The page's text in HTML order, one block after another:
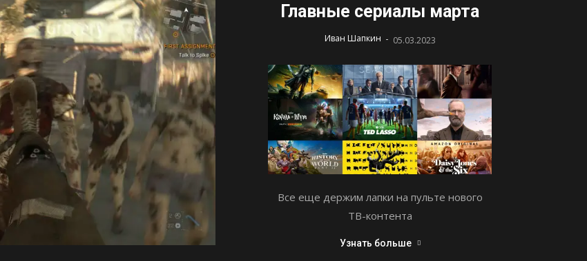
Главные сериалы марта
Иван Шапкин - 05.03.2023
Все еще держим лапки на пульте нового
ТВ-контента
Узнать больше